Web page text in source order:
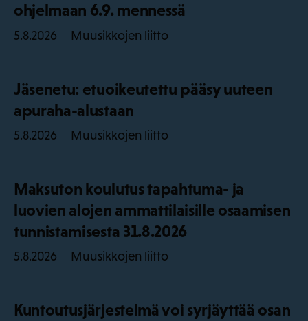
ohjelmaan 6.9. mennessä
5.8.2026 Muusikkojen liitto
Jäsenetu: etuoikeutettu pääsy uuteen
apuraha-alustaan
5.8.2026 Muusikkojen liitto
Maksuton koulutus tapahtuma- ja
luovien alojen ammattilaisille osaamisen
tunnistamisesta 31.8.2026
5.8.2026 Muusikkojen liitto
Kuntoutusjärjestelmä voi syrjäyttää osan